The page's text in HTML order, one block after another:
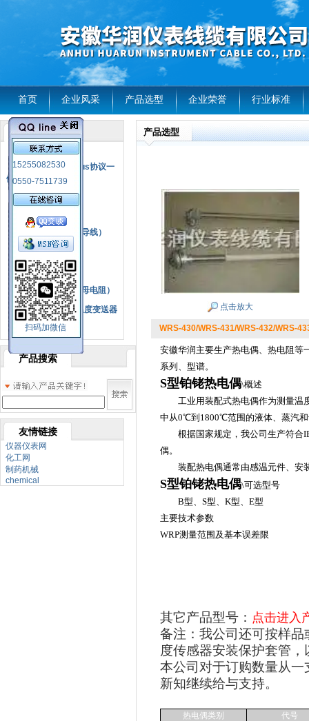
首页 企业风采 产品选型 企业荣誉 行业标准
15255082530
0550-7511739
扫码加微信
产品列表
风电温度传感器
RS485通讯modbus协议一
体化现场智能仪表
热电偶
热电偶补偿电缆（导线）
振动传感器
热电阻
铂热电阻元件（云母电阻）
SBW系列一体化温度变送器
双金属温度计
产品搜索
友情链接
仪器仪表网
化工网
制药机械
chemical
产品选型
点击放大
WRS-430/WRS-431/WRS-432/WRS-
安徽华润主要生产热电偶、热电阻等
系列、型谱。
S型铂铑热电偶\概述
工业用装配式热电偶作为测量温度
中从0℃到1800℃范围的液体、蒸汽
根据国家规定，我公司生产符合
偶。
装配热电偶通常由感温元件、安
S型铂铑热电偶\可选型号
B型、S型、K型、E型
主要技术参数
WRP测量范围及基本误差限
其它产品型号： 点击进入
备注：我公司还可按样
度传感器安装保护套管
本公司对于订购数量从
新知继续给与支持。
热电偶类别
代号